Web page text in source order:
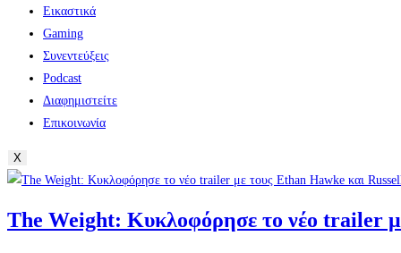
Εικαστικά
Gaming
Συνεντεύξεις
Podcast
Διαφημιστείτε
Επικοινωνία
X
The Weight: Κυκλοφόρησε το νέο trailer